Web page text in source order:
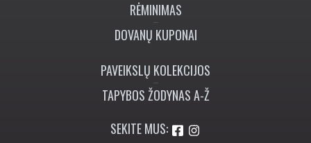
RĖMINIMAS
DOVANŲ KUPONAI
PAVEIKSLŲ KOLEKCIJOS
TAPYBOS ŽODYNAS A-Ž
SEKITE MUS: